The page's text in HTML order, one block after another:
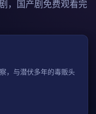
，国产剧免费观看完
，与潜伏多年的毒贩头